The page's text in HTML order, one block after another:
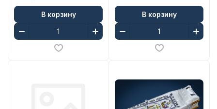
В корзину В корзину